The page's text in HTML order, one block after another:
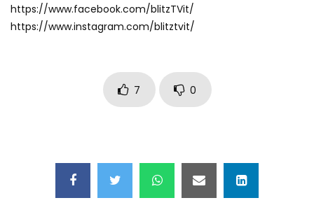
Esplode cabina elettrica sotterranea
https://www.facebook.com/blitzTVit/
https://www.instagram.com/blitztvit/
7 0